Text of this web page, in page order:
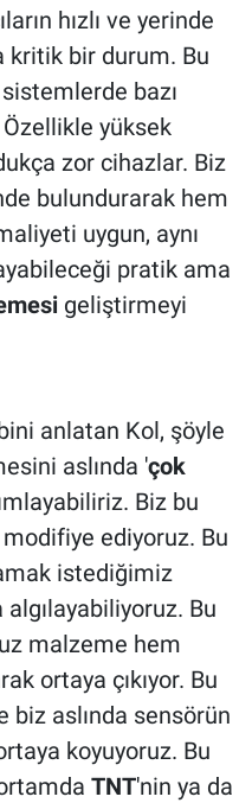
hızlı ve yerinde
kritik bir durum. Bu
bazı
yüksek
zor cihazlar. Biz
bulundurarak hem
uygun, aynı
pratik ama
geliştirmeyi
anlatan Kol, şöyle
aslında 'çok
Biz bu
ediyoruz. Bu
istediğimiz
Bu
malzeme hem
ortaya çıkıyor. Bu
biz aslında sensörün
koyuyoruz. Bu
TNT'nin ya da